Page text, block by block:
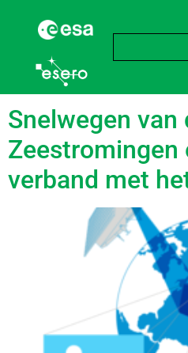
language:
Snelwegen van
Zeestromingen
verband met